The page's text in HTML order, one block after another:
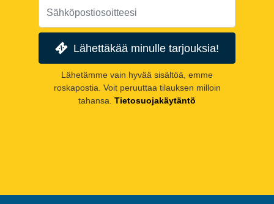
Lähettäkää minulle tarjouksia!
Lähetämme vain hyvää sisältöä, emme
roskapostia. Voit peruuttaa tilauksen milloin
tahansa. Tietosuojakäytäntö